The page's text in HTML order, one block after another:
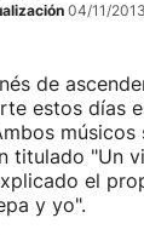
04/11/
de
estos días
titulado "Un
el
y yo".